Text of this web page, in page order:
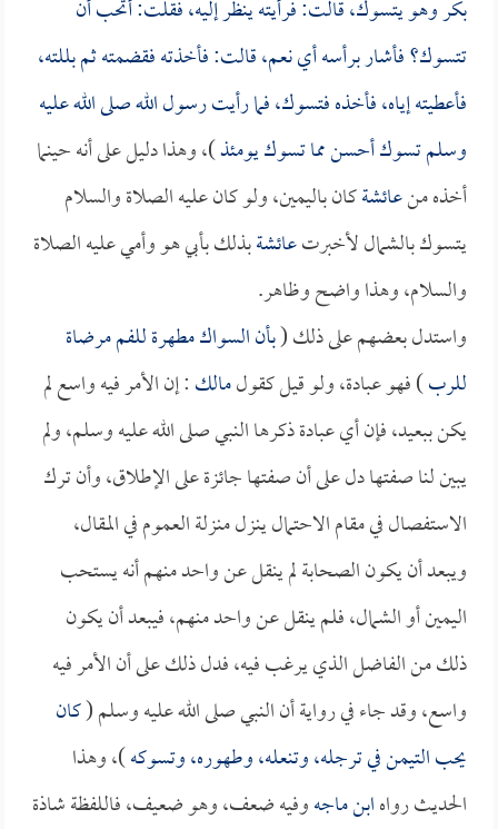
بكروهو يتسوك، قالت: فرأيته ينظر إليه، فقلت: أتحب أن
تتسوك؟ فأشار برأسه أي نعم، قالت: فأخذته فقضمته ثم بللته،
فأعطيته إياه، فأخذه فتسوك، فما رأيت رسول الله صلى الله عليه
وسلم تسوك أحسن مما تسوك يومئذ)، وهذا دليل على أنه حينما
أخذه منعائشةكان باليمين، ولو كان عليه الصلاة والسلام
يتسوك بالشمال لأخبرتعائشةبذلك بأبي هو وأمي عليه الصلاة
والسلام، وهذا واضح وظاهر.
واستدل بعضهم على ذلك (بأن السواك مطهرة للفم مرضاة
للرب) فهو عبادة، ولو قيل كقولمالك: إن الأمر فيه واسع لم
يكن ببعيد، فإن أي عبادة ذكرها النبي صلى الله عليه وسلم، ولم
يبين لنا صفتها دل على أن صفتها جائزة على الإطلاق، وأن ترك
الاستفصال في مقام الاحتمال ينزل منزلة العموم في المقال،
ويبعد أن يكون الصحابة لم ينقل عن واحد منهم أنه يستحب
اليمين أو الشمال، فلم ينقل عن واحد منهم، فيبعد أن يكون
ذلك من الفاضل الذي يرغب فيه، فدل ذلك على أن الأمر فيه
واسع، وقد جاء في رواية أن النبي صلى الله عليه وسلم (كان
يحب التيمن في ترجله، وتنعله، وطهوره، وتسوكه)، وهذا
الحديث رواهابن ماجهوفيه ضعف، وهو ضعيف، فاللفظة شاذة